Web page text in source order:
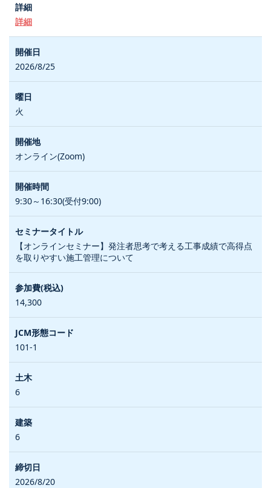
詳細
2026/8/25
火
オンライン(Zoom)
9:30～16:30(受付9:00)
【オンラインセミナー】発注者思考で考える工事成績で高得点
を取りやすい施工管理について
14,300
101-1
6
6
2026/8/20